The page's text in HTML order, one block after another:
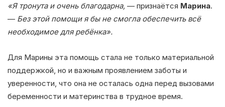
«Я тронута и очень благодарна, — признаётся Марина.
— Без этой помощи я бы не смогла обеспечить всё
необходимое для ребёнка».
Для Марины эта помощь стала не только материальной
поддержкой, но и важным проявлением заботы и
уверенности, что она не осталась одна перед вызовами
беременности и материнства в трудное время.